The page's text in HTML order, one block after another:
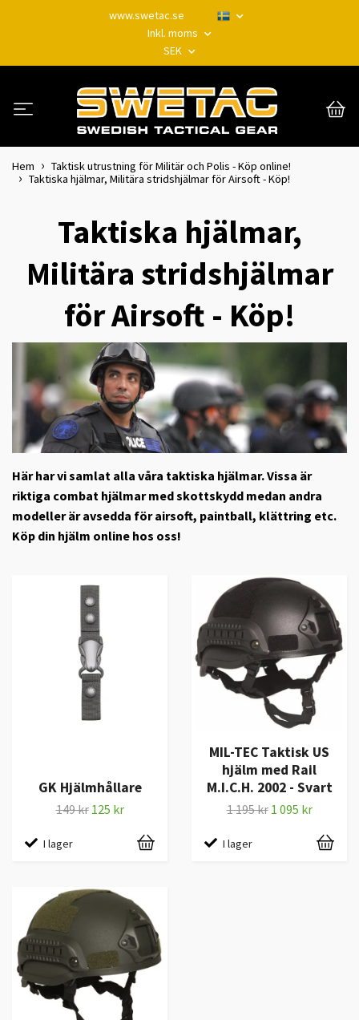
www.swetac.se
Inkl. moms
SEK
Hem
Taktisk utrustning för Militär och Polis - Köp online!
Taktiska hjälmar, Militära stridshjälmar för Airsoft - Köp!
Taktiska hjälmar,
Militära stridshjälmar
för Airsoft - Köp!
Här har vi samlat alla våra taktiska hjälmar. Vissa är
riktiga combat hjälmar med skottskydd medan andra
modeller är avsedda för airsoft, paintball, klättring etc.
Köp din hjälm online hos oss!
GK Hjälmhållare
149 kr 125 kr
I lager
MIL-TEC Taktisk US
hjälm med Rail
M.I.C.H. 2002 - Svart
1 195 kr 1 095 kr
I lager